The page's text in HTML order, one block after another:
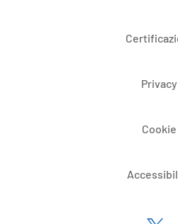
Privacy
Cookie